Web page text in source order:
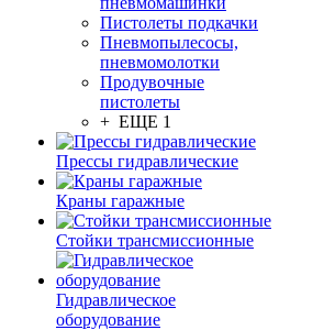
Пистолеты подкачки
Пневмопылесосы,
пневмомолотки
Продувочные
пистолеты
+ ЕЩЕ 1
Прессы гидравлические
Краны гаражные
Стойки трансмиссионные
Гидравлическое
оборудование